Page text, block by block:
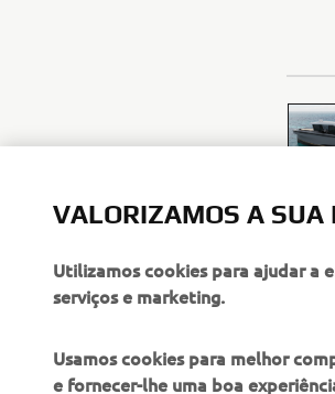
Utilizamos cookies para ajudar a
Usamos cookies para melhor